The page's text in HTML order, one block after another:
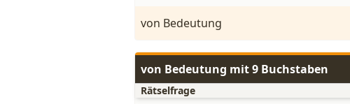
von Bedeutung
von Bedeutung mit 9 Buchstaben
Rätselfrage